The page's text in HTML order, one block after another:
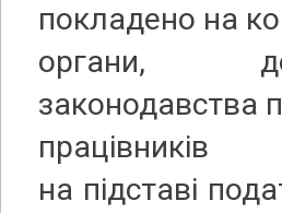
покладено на
органи,
законодавства
працівників
на підставі